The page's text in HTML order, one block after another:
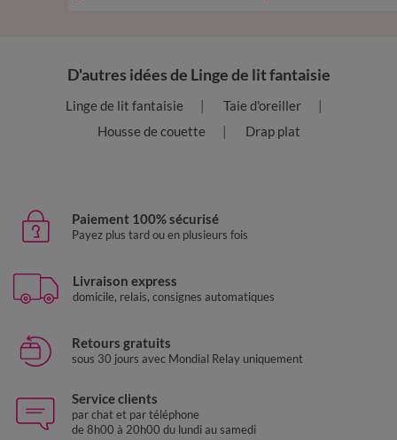
D'autres idées de Linge de lit fantaisie
Linge de lit fantaisie
Taie d'oreiller
Housse de couette
Drap plat
Paiement 100% sécurisé
Payez plus tard ou en plusieurs fois
Livraison express
domicile, relais, consignes automatiques
Retours gratuits
sous 30 jours avec Mondial Relay uniquement
Service clients
par chat et par téléphone
de 8h00 à 20h00 du lundi au samedi